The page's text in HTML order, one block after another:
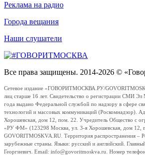
Реклама на радио
Города вещания
Наши слушатели
Все права защищены. 2014-2026 ©
Сетевое издание «ГОВОРИТМОСКВА.РУ/
лиц старше 16 лет. Свидетельство о регистрации СМИ
года выдано Федеральной службой по надзору в сфере
технологий и массовых коммуникаций (Роскомнадзор).
Хорошевская, дом 12, пом. 22. Учредитель Общество с
«РУ ФМ» (123298 Москва, ул. 3-я Хорошевская, дом 12,
GOVORITMOSKVA.RU. Территория распространения –
зарубежные страны. Языки: русский и английский.
Георгиевич. Email: info@govoritmoskva.ru. Номер